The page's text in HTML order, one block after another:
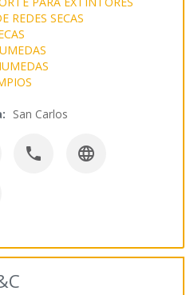
REDES SECAS
San Carlos
 